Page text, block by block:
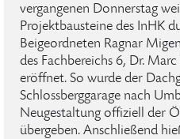
vergangenen Donnerstag
Projektbausteine des InHK
Beigeordneten Ragnar
des Fachbereichs 6, Dr.
eröffnet. So wurde der
Schlossberggarage nach
Neugestaltung offiziell der
übergeben. Anschließend